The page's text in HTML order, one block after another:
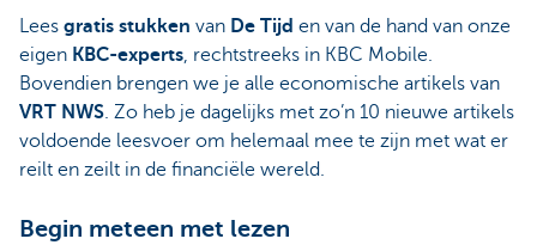
Lees gratis stukken van De Tijd en van de hand van onze
eigen KBC-experts, rechtstreeks in KBC Mobile.
Bovendien brengen we je alle economische artikels van
VRT NWS. Zo heb je dagelijks met zo’n 10 nieuwe artikels
voldoende leesvoer om helemaal mee te zijn met wat er
reilt en zeilt in de financiële wereld.
Begin meteen met lezen